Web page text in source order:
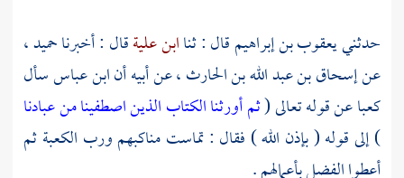
حدثنييعقوب بن إبراهيمقال : ثناابن عليةقال : أخبرناحميد ،
عنإسحاق بن عبد الله بن الحارث ،عن أبيه أنابن عباسسأل
كعباعن قوله تعالى (ثم أورثنا الكتاب الذين اصطفينا من عبادنا
) إلى قوله ( بإذن الله ) فقال : تماست مناكبهم ورب الكعبة ثم
أعطوا الفضل بأعمالهم .